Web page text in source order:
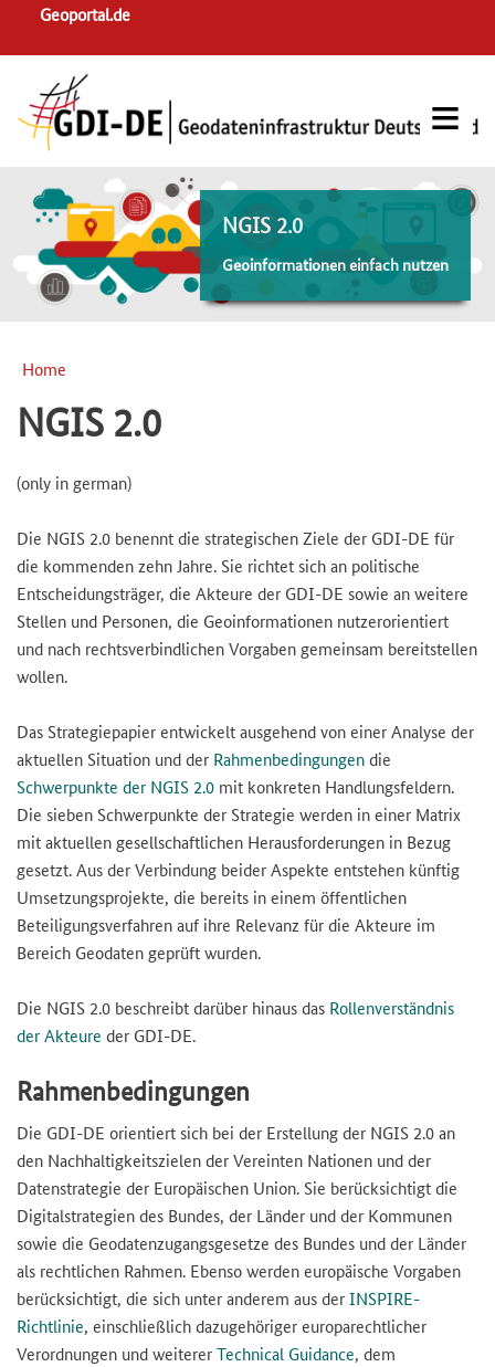
navigation
Geoportal.de
NGIS 2.0
Geoinformationen einfach nutzen
Home
NGIS 2.0
(only in german)
Die NGIS 2.0 benennt die strategischen Ziele der GDI-DE für
die kommenden zehn Jahre. Sie richtet sich an politische
Entscheidungsträger, die Akteure der GDI-DE sowie an weitere
Stellen und Personen, die Geoinformationen nutzerorientiert
und nach rechtsverbindlichen Vorgaben gemeinsam bereitstellen
wollen.
Das Strategiepapier entwickelt ausgehend von einer Analyse der
aktuellen Situation und der Rahmenbedingungendie
Schwerpunkte der NGIS 2.0 mit konkreten Handlungsfeldern.
Die sieben Schwerpunkte der Strategie werden in einer Matrix
mit aktuellen gesellschaftlichen Herausforderungen in Bezug
gesetzt. Aus der Verbindung beider Aspekte entstehen künftig
Umsetzungsprojekte, die bereits in einem öffentlichen
Beteiligungsverfahren auf ihre Relevanz für die Akteure im
Bereich Geodaten geprüft wurden.
Die NGIS 2.0 beschreibt darüber hinaus das Rollenverständnis
der Akteure der GDI-DE.
Rahmenbedingungen
Die GDI-DE orientiert sich bei der Erstellung der NGIS 2.0 an
den Nachhaltigkeitszielen der Vereinten Nationen und der
Datenstrategie der Europäischen Union. Sie berücksichtigt die
Digitalstrategien des Bundes, der Länder und der Kommunen
sowie die Geodatenzugangsgesetze des Bundes und der Länder
als rechtlichen Rahmen. Ebenso werden europäische Vorgaben
berücksichtigt, die sich unter anderem aus derINSPIRE-
Richtlinie, einschließlich dazugehöriger europarechtlicher
Verordnungen und weitererTechnical Guidance, dem